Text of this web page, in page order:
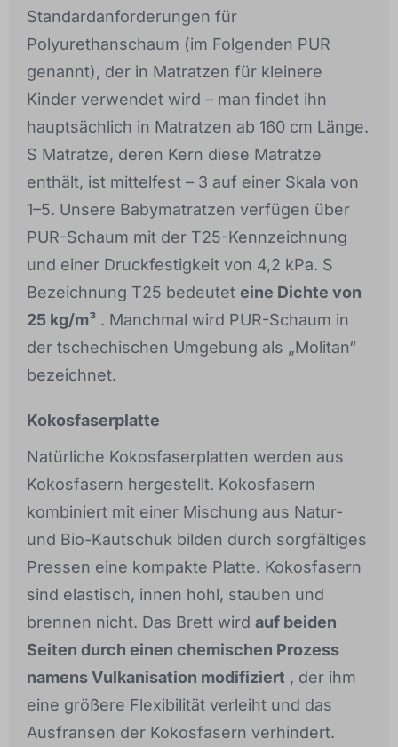
Standardanforderungen für
Polyurethanschaum (im Folgenden PUR
genannt), der in Matratzen für kleinere
Kinder verwendet wird – man findet ihn
hauptsächlich in Matratzen ab 160 cm Länge.
S Matratze, deren Kern diese Matratze
enthält, ist mittelfest – 3 auf einer Skala von
1–5. Unsere Babymatratzen verfügen über
PUR-Schaum mit der T25-Kennzeichnung
und einer Druckfestigkeit von 4,2 kPa. S
Bezeichnung T25 bedeutet eine Dichte von
25 kg/m³ . Manchmal wird PUR-Schaum in
der tschechischen Umgebung als „Molitan“
bezeichnet.
Kokosfaserplatte
Natürliche Kokosfaserplatten werden aus
Kokosfasern hergestellt. Kokosfasern
kombiniert mit einer Mischung aus Natur-
und Bio-Kautschuk bilden durch sorgfältiges
Pressen eine kompakte Platte. Kokosfasern
sind elastisch, innen hohl, stauben und
brennen nicht. Das Brett wird auf beiden
Seiten durch einen chemischen Prozess
namens Vulkanisation modifiziert , der ihm
eine größere Flexibilität verleiht und das
Ausfransen der Kokosfasern verhindert.